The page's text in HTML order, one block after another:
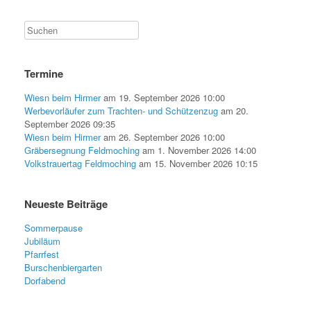
Termine
Wiesn beim Hirmeram 19. September 2026 10:00
Werbevorläufer zum Trachten- und Schützenzug am 20.
September 2026 09:35
Wiesn beim Hirmeram 26. September 2026 10:00
Gräbersegnung Feldmoching am 1. November 2026 14:00
Volkstrauertag Feldmoching am 15. November 2026 10:15
Neueste Beiträge
Sommerpause
Jubiläum
Pfarrfest
Burschenbiergarten
Dorfabend